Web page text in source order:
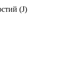
(J)